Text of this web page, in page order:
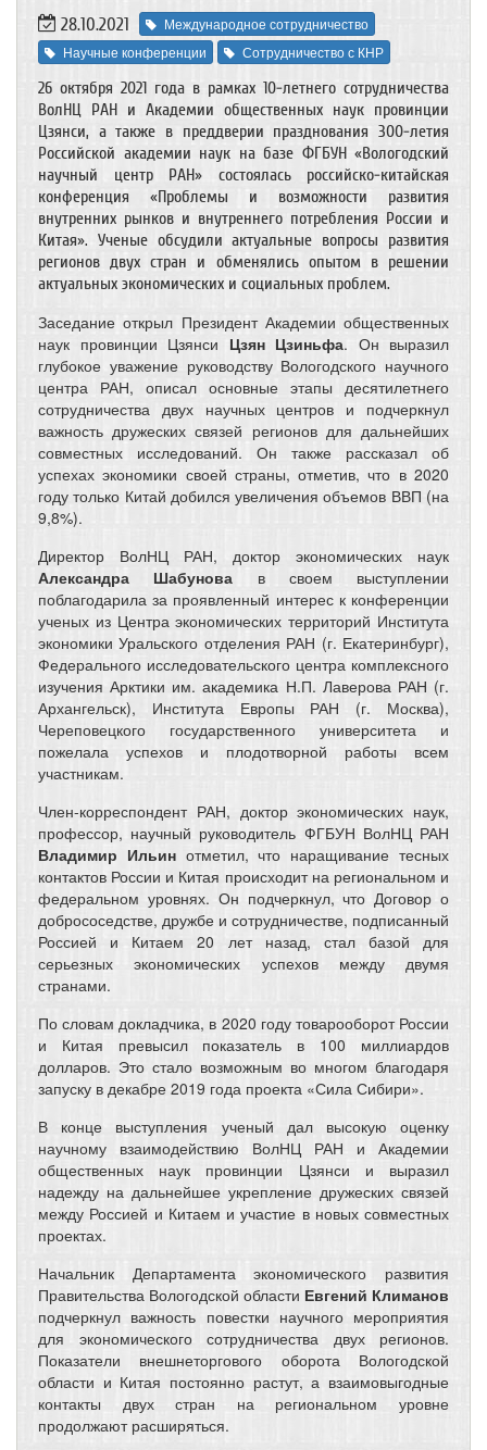
28.10.2021
Международное сотрудничество
Научные конференции
Сотрудничество с КНР
26 октября 2021 года в рамках 10-летнего сотрудничества
ВолНЦ РАН и Академии общественных наук провинции
Цзянси, а также в преддверии празднования 300-летия
Российской академии наук на базе ФГБУН «Вологодский
научный центр РАН» состоялась российско-китайская
конференция «Проблемы и возможности развития
внутренних рынков и внутреннего потребления России и
Китая». Ученые обсудили актуальные вопросы развития
регионов двух стран и обменялись опытом в решении
актуальных экономических и социальных проблем.
Заседание открыл Президент Академии общественных
наук провинции Цзянси Цзян Цзиньфа. Он выразил
глубокое уважение руководству Вологодского научного
центра РАН, описал основные этапы десятилетнего
сотрудничества двух научных центров и подчеркнул
важность дружеских связей регионов для дальнейших
совместных исследований. Он также рассказал об
успехах экономики своей страны, отметив, что в 2020
году только Китай добился увеличения объемов ВВП (на
9,8%).
Директор ВолНЦ РАН, доктор экономических наук
Александра Шабунова в своем выступлении
поблагодарила за проявленный интерес к конференции
ученых из Центра экономических территорий Института
экономики Уральского отделения РАН (г. Екатеринбург),
Федерального исследовательского центра комплексного
изучения Арктики им. академика Н.П. Лаверова РАН (г.
Архангельск), Института Европы РАН (г. Москва),
Череповецкого государственного университета и
пожелала успехов и плодотворной работы всем
участникам.
Член-корреспондент РАН, доктор экономических наук,
профессор, научный руководитель ФГБУН ВолНЦ РАН
Владимир Ильинотметил, что наращивание тесных
контактов России и Китая происходит на региональном и
федеральном уровнях. Он подчеркнул, что Договор о
добрососедстве, дружбе и сотрудничестве, подписанный
Россией и Китаем 20 лет назад, стал базой для
серьезных экономических успехов между двумя
странами.
По словам докладчика, в 2020 году товарооборот России
и Китая превысил показатель в 100 миллиардов
долларов. Это стало возможным во многом благодаря
запуску в декабре 2019 года проекта «Сила Сибири».
В конце выступления ученый дал высокую оценку
научному взаимодействию ВолНЦ РАН и Академии
общественных наук провинции Цзянси и выразил
надежду на дальнейшее укрепление дружеских связей
между Россией и Китаем и участие в новых совместных
проектах.
Начальник Департамента экономического развития
Правительства Вологодской области Евгений Климанов
подчеркнул важность повестки научного мероприятия
для экономического сотрудничества двух регионов.
Показатели внешнеторгового оборота Вологодской
области и Китая постоянно растут, а взаимовыгодные
контакты двух стран на региональном уровне
продолжают расширяться.